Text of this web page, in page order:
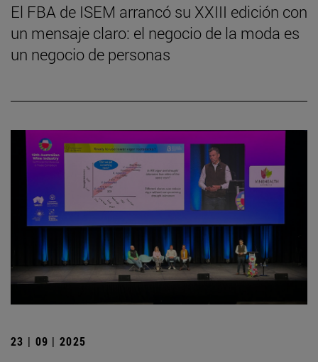
El FBA de ISEM arrancó su XXIII edición con
un mensaje claro: el negocio de la moda es
un negocio de personas
23 | 09 | 2025